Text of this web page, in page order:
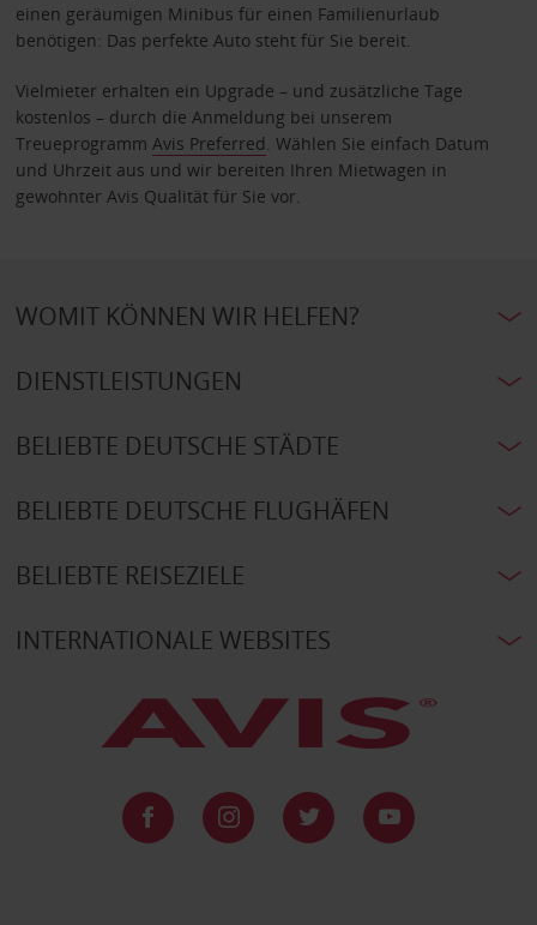
einen geräumigen Minibus für einen Familienurlaub
benötigen: Das perfekte Auto steht für Sie bereit.
Vielmieter erhalten ein Upgrade – und zusätzliche Tage
kostenlos – durch die Anmeldung bei unserem
Treueprogramm Avis Preferred . Wählen Sie einfach Datum
und Uhrzeit aus und wir bereiten Ihren Mietwagen in
gewohnter Avis Qualität für Sie vor.
WOMIT KÖNNEN WIR HELFEN?
DIENSTLEISTUNGEN
BELIEBTE DEUTSCHE STÄDTE
BELIEBTE DEUTSCHE FLUGHÄFEN
BELIEBTE REISEZIELE
INTERNATIONALE WEBSITES